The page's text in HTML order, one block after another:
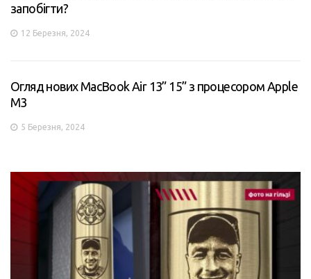
запобігти?
12 Березня, 2024
Огляд нових MacBook Air 13” 15” з процесором Apple
M3
5 Березня, 2024